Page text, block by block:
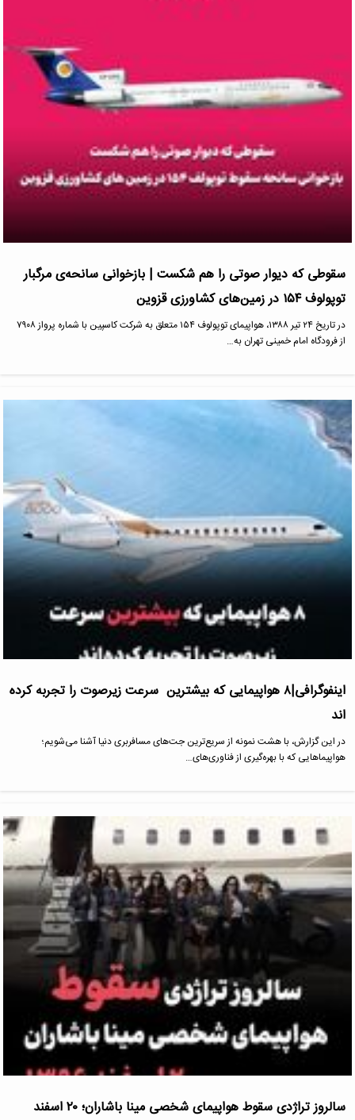
سقوطی که دیوار صوتی را هم شکست | بازخوانی سانحه‌ی مرگبار
توپولوف ۱۵۴ در زمین‌های کشاورزی قزوین
در تاریخ ۲۴ تیر ۱۳۸۸، هواپیمای توپولوف ۱۵۴ متعلق به شرکت کاسپین با شماره پرواز ۷۹۰۸
از فرودگاه امام خمینی تهران به…
اینفوگرافی|۸ هواپیمایی که بیشترین سرعت زیرصوت را تجربه کرده
اند
در این گزارش، با هشت نمونه از سریع‌ترین جت‌های مسافربری دنیا آشنا می‌شویم؛
هواپیماهایی که با بهره‌گیری از فناوری‌های…
سالروز تراژدی سقوط هواپیمای شخصی مینا باشاران؛ ۲۰ اسفند